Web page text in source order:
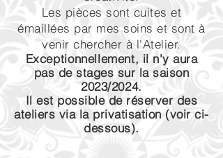
Les pièces sont cuites et
émaillées par mes soins et sont à
venir chercher à l'Atelier.
Exceptionnellement, il n'y aura
pas de stages sur la saison
2023/2024.
Il est possible de réserver des
ateliers via la privatisation (voir ci-
dessous).